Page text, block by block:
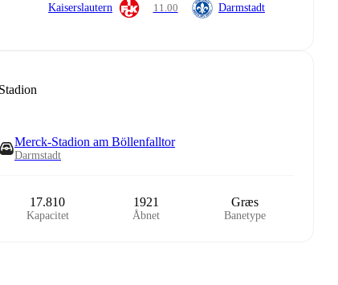
Kaiserslautern 11.00 Darmstadt
Stadion
Merck-Stadion am Böllenfalltor
Darmstadt
17.810
Kapacitet
1921
Åbnet
Græs
Banetype